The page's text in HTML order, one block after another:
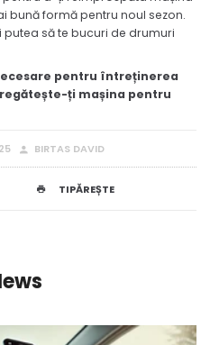
bună formă pentru noul sezon.
putea să te bucuri de drumuri
pentru întreținerea
ți mașina pentru
BIRTAS DAVID
TIPĂREȘTE